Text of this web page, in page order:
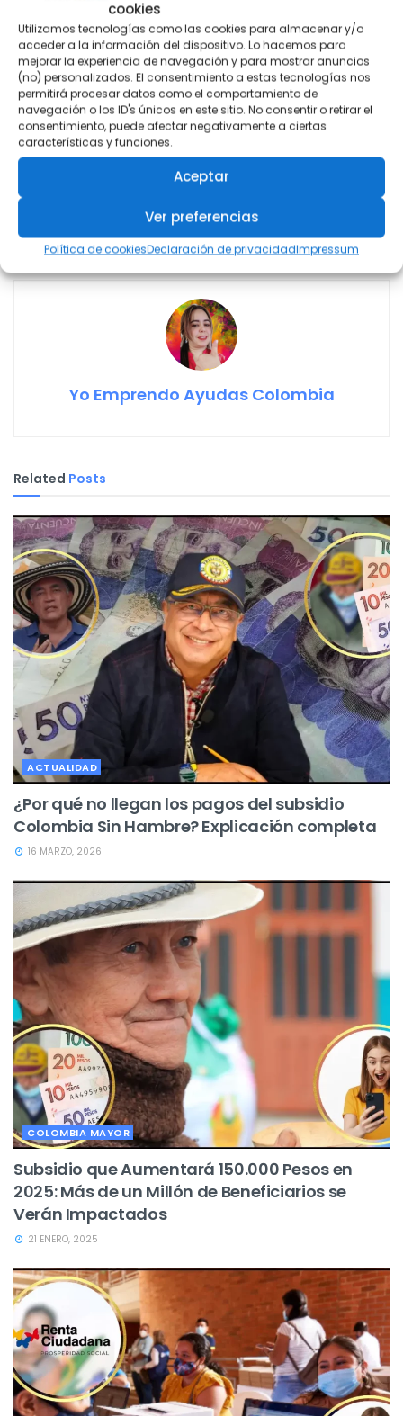
cookies
Utilizamos tecnologías como las cookies para almacenar y/o
acceder a la información del dispositivo. Lo hacemos para
mejorar la experiencia de navegación y para mostrar anuncios
(no) personalizados. El consentimiento a estas tecnologías nos
permitirá procesar datos como el comportamiento de
navegación o los ID's únicos en este sitio. No consentir o retirar el
consentimiento, puede afectar negativamente a ciertas
características y funciones.
Aceptar
Ver preferencias
Política de cookiesDeclaración de privacidadImpressum
#ayudascolombia #sisben #yoemprendo
#prosperidadsocial #rentaciudadana
Yo Emprendo Ayudas Colombia
Related Posts
ACTUALIDAD
¿Por qué no llegan los pagos del subsidio
Colombia Sin Hambre? Explicación completa
16 MARZO, 2026
COLOMBIA MAYOR
Subsidio que Aumentará 150.000 Pesos en
2025: Más de un Millón de Beneficiarios se
Verán Impactados
21 ENERO, 2025